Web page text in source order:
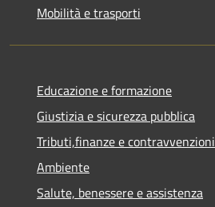
Mobilità e trasporti
Educazione e formazione
Giustizia e sicurezza pubblica
Tributi,finanze e contravvenzioni
Ambiente
Salute, benessere e assistenza